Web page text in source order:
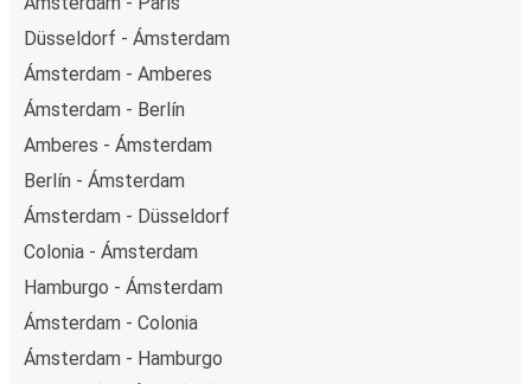
Düsseldorf - Ámsterdam
Ámsterdam - Amberes
Ámsterdam - Berlín
Amberes - Ámsterdam
Berlín - Ámsterdam
Ámsterdam - Düsseldorf
Colonia - Ámsterdam
Hamburgo - Ámsterdam
Ámsterdam - Colonia
Ámsterdam - Hamburgo